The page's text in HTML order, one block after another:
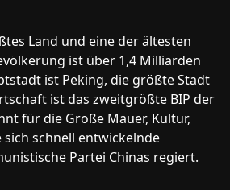
Land und eine der ältesten
ist über 1,4 Milliarden
ist Peking, die größte Stadt
ist das zweitgrößte BIP der
für die Große Mauer, Kultur,
schnell entwickelnde
Partei Chinas regiert.